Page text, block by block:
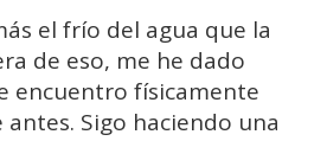
el frío del agua que la
de eso, me he dado
encuentro físicamente
Sigo haciendo una